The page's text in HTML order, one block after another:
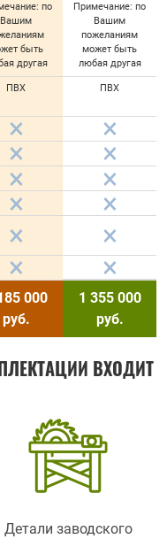
по
Вашим
быть
другая
Примечание: по
Вашим
пожеланиям
может быть
любая другая
ПВХ ПВХ
000
руб.
1 355 000
руб.
ВХОДИТ
Детали заводского